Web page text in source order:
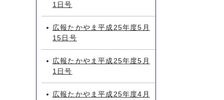
1日号
広報たかやま平成25年度5月
15日号
広報たかやま平成25年度5月
1日号
広報たかやま平成25年度4月